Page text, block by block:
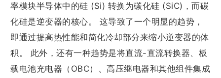
率模块半导体中的硅 (Si) 转换为碳化硅 (SiC)，而碳
化硅是逆变器的核心。 这导致了一个明显的趋势，
即通过提高热性能和简化冷却部分来缩小逆变器的体
积。 此外，还有一种趋势是将直流-直流转换器、板
载电池充电器（OBC）、高压继电器和其他组件集成